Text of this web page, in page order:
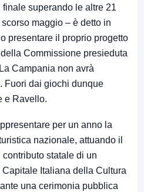
superando le altre 21
maggio – è detto in
presentare il proprio progetto
Commissione presieduta
Campania non avrà
Fuori dai giochi dunque
e Ravello.
per un anno la
nazionale, attuando il
statale di un
Italiana della Cultura
una cerimonia pubblica